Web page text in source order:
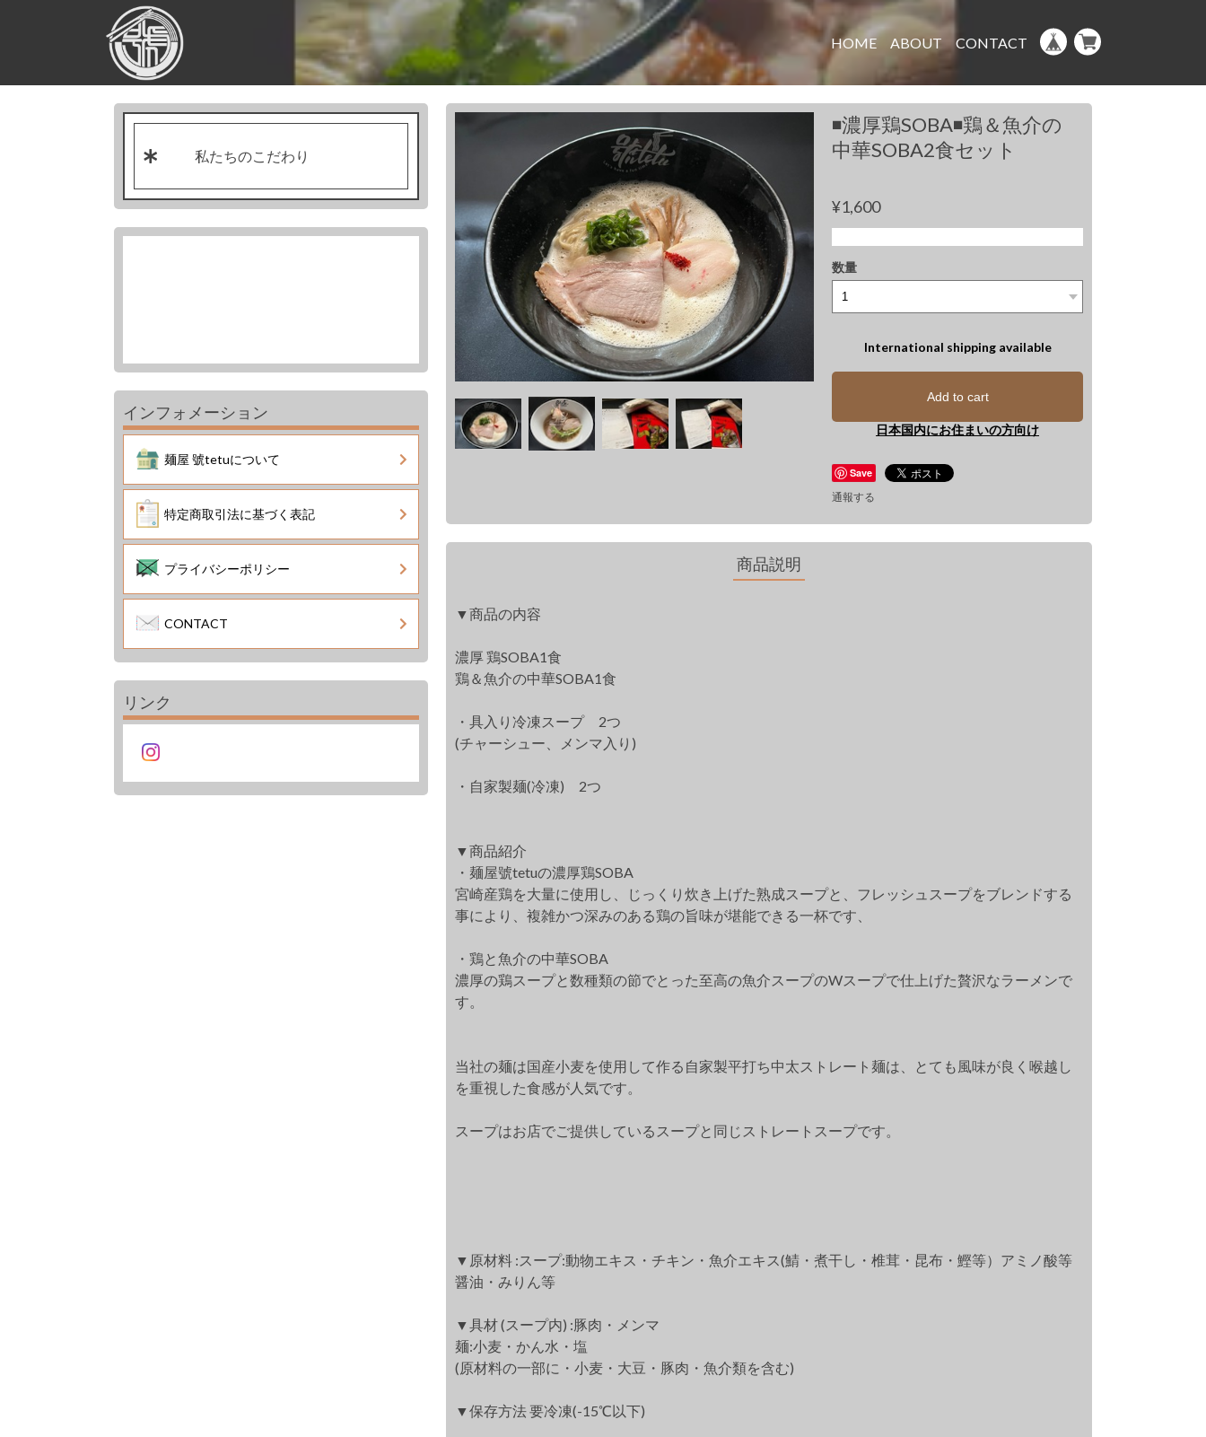
HOME ABOUT CONTACT
◾️濃厚鶏SOBA◾️鶏＆魚介の
中華SOBA2食セット
¥1,600
数量
International shipping available
Add to cart
日本国内にお住まいの方向け
Save
通報する
商品説明
▼商品の内容
濃厚 鶏SOBA1食
鶏＆魚介の中華SOBA1食
・具入り冷凍スープ 2つ
(チャーシュー、メンマ入り)
・自家製麺(冷凍) 2つ
▼商品紹介
・麺屋號tetuの濃厚鶏SOBA
宮崎産鶏を大量に使用し、じっくり炊き上げた熟成スープと、フレッシュスープをブレンドする
事により、複雑かつ深みのある鶏の旨味が堪能できる一杯です、
・鶏と魚介の中華SOBA
濃厚の鶏スープと数種類の節でとった至高の魚介スープのWスープで仕上げた贅沢なラーメンで
す。
当社の麺は国産小麦を使用して作る自家製平打ち中太ストレート麺は、とても風味が良く喉越し
を重視した食感が人気です。
スープはお店でご提供しているスープと同じストレートスープです。
▼原材料 :スープ:動物エキス・チキン・魚介エキス(鯖・煮干し・椎茸・昆布・鰹等）アミノ酸等
醤油・みりん等
▼具材 (スープ内) :豚肉・メンマ
麺:小麦・かん水・塩
(原材料の一部に・小麦・大豆・豚肉・魚介類を含む)
▼保存方法 要冷凍(-15℃以下)
私たちのこだわり
インフォメーション
麺屋 號tetuについて
特定商取引法に基づく表記
プライバシーポリシー
CONTACT
リンク